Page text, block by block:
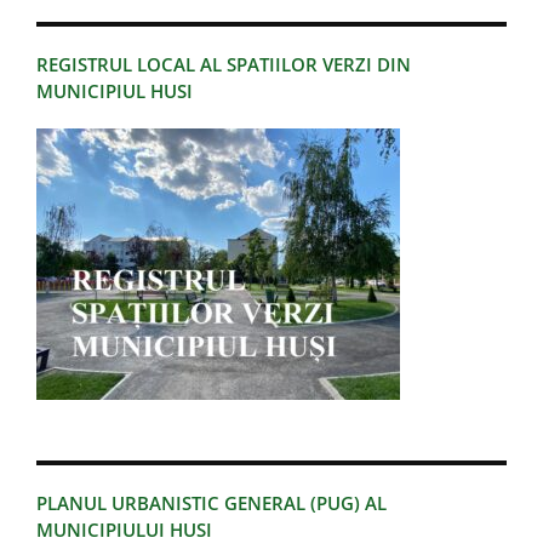
REGISTRUL LOCAL AL SPATIILOR VERZI DIN
MUNICIPIUL HUSI
PLANUL URBANISTIC GENERAL (PUG) AL
MUNICIPIULUI HUSI